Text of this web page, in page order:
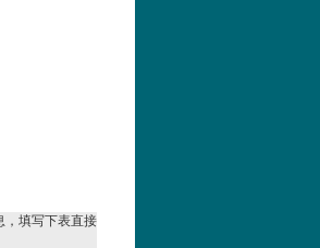
，填写下表直接